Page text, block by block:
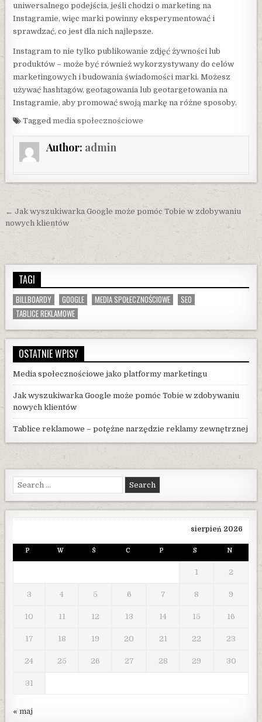
uniwersalnego podejścia, jeśli chodzi o marketing na
Instagramie, więc marki powinny eksperymentować i
sprawdzać, co jest dla nich najlepsze.
Instagram to nie tylko publikowanie zdjęć żywności lub
produktów – może być również wykorzystywany do celów
marketingowych i budowania świadomości marki. Możesz
używać hashtagów, geotagowania lub geotargetowania na
Instagramie, aby promować swoją markę na różne sposoby.
Tagged media społecznościowe
Author: admin
Nawigacja
wpisu
← Jak wyszukiwarka Google może pomóc Tobie w zdobywaniu
nowych klientów
TAGI
BILLBOARDY GOOGLE MEDIA SPOŁECZNOŚCIOWE
SEO
TABLICE REKLAMOWE
OSTATNIE WPISY
Media społecznościowe jako platformy marketingu
Jak wyszukiwarka Google może pomóc Tobie w zdobywaniu
nowych klientów
Tablice reklamowe – potężne narzędzie reklamy zewnętrznej
Search
for:
sierpień 2026
P W Ś C P S N
1 2
3 4 5 6 7 8 9
10 11 12 13 14 15 16
17 18 19 20 21 22 23
24 25 26 27 28 29 30
31
« maj